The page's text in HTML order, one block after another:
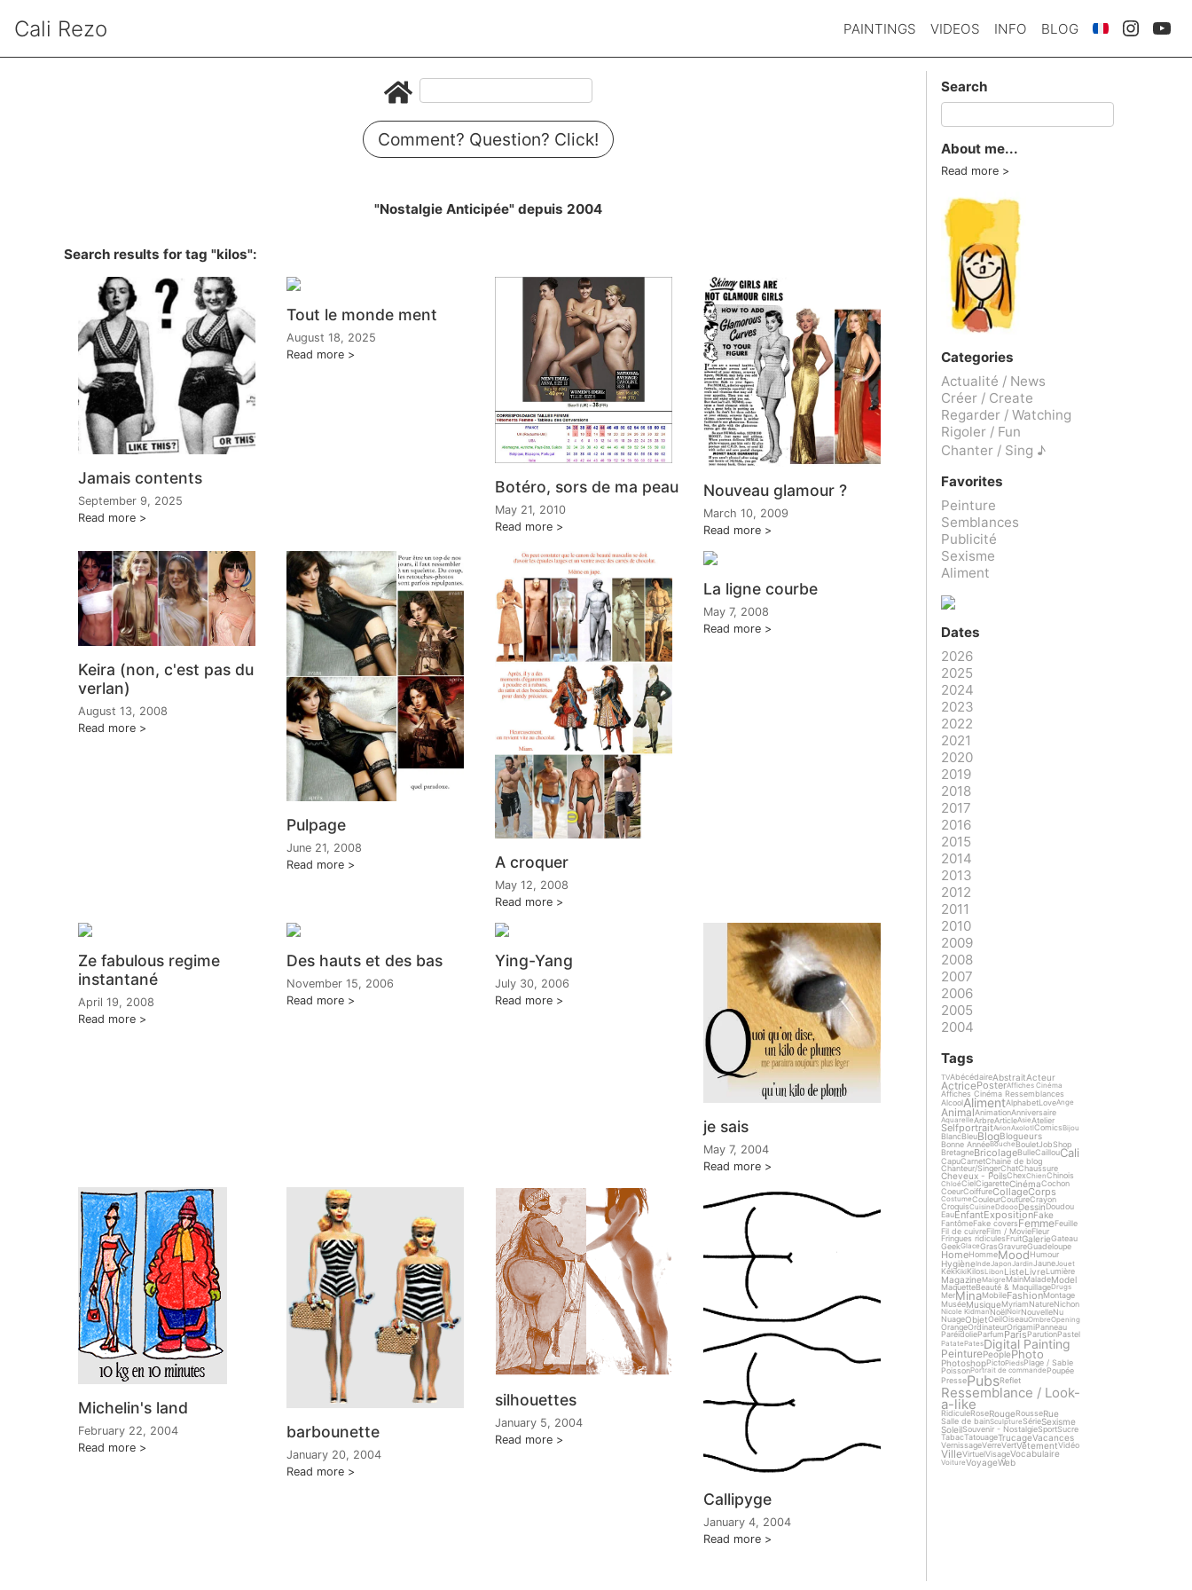
Cali Rezo PAINTINGS VIDEOS INFO BLOG
Comment? Question? Click!
"Nostalgie Anticipée" depuis 2004
Search results for tag "kilos":
Jamais contents
September 9, 2025
Read more
Tout le monde ment
August 18, 2025
Read more
Botéro, sors de ma peau
May 21, 2010
Read more
Nouveau glamour ?
March 10, 2009
Read more
Keira (non, c'est pas du
verlan)
August 13, 2008
Read more
Pulpage
June 21, 2008
Read more
A croquer
May 12, 2008
Read more
La ligne courbe
May 7, 2008
Read more
Ze fabulous regime
instantané
April 19, 2008
Read more
Des hauts et des bas
November 15, 2006
Read more
Ying-Yang
July 30, 2006
Read more
je sais
May 7, 2004
Read more
Michelin's land
February 22, 2004
Read more
barbounette
January 20, 2004
Read more
silhouettes
January 5, 2004
Read more
Callipyge
January 4, 2004
Read more
Search
About me...
Read more
Categories
Actualité / News
Créer / Create
Regarder / Watching
Rigoler / Fun
Chanter / Sing ♪
Favorites
Peinture
Semblances
Publicité
Sexisme
Aliment
Dates
2026
2025
2024
2023
2022
2021
2020
2019
2018
2017
2016
2015
2014
2013
2012
2011
2010
2009
2008
2007
2006
2005
2004
Tags
TVAbécédaireAbstraitActeur
ActricePosterAffiches Cinéma
Affiches Cinéma Ressemblances
AlcoolAlimentAlphabetLoveAnge
AnimalAnimationAnniversaire
AquarelleArbreArticleAsieAtelier
SelfportraitAvionAxolotlComicsBijou
BlancBleuBlogBlogueurs
Bonne AnnéeBoucheBouletJobShop
BretagneBricolageBulleCaillouCali
CapuCarnetChaine de blog
Chanteur/SingerChatChaussure
Cheveux - PoilsChexChienChinois
ChloéCielCigaretteCinémaCochon
CoeurCoiffureCollageCorps
CostumeCouleurCoutureCrayon
CroquisCuisineDdoooDessinDoudou
EauEnfantExpositionFake
FantômeFake coversFemmeFeuille
Fil de cuivreFilm / MovieFleur
Fringues ridiculesFruitGalerieGateau
GeekGlaceGrasGravureGuadeloupe
HomeHommeMoodHumour
HygièneInde Japon JardinJaune Jouet
KekKikiKilosLibon ListeLivreLumière
MagazineMaigre MainMaladeModel
MaquetteBeauté & MaquillageDrugs
MerMinaMobileFashionMontage
MuséeMusiqueMyriamNatureNichon
Nicole KidmanNoëlNoirNouvelleNu
NuageObjetOeilOiseauOmbreOpening
OrangeOrdinateurOrigamiPanneau
ParéidolieParfumParisParutionPastel
PatatePatesDigital Painting
PeinturePeoplePhoto
PhotoshopPictoPiedsPlage / Sable
PoissonPortrait de commande Poupée
PressePubsReflet
Ressemblance / Look-
a-like
RidiculeRoseRougeRousseRue
Salle de bainSculptureSérieSexisme
SoleilSouvenir - NostalgieSportSucre
TabacTatouageTrucageVacances
VernissageVerreVertVêtementVidéo
VilleVirtuelVisageVocabulaire
VoitureVoyageWeb